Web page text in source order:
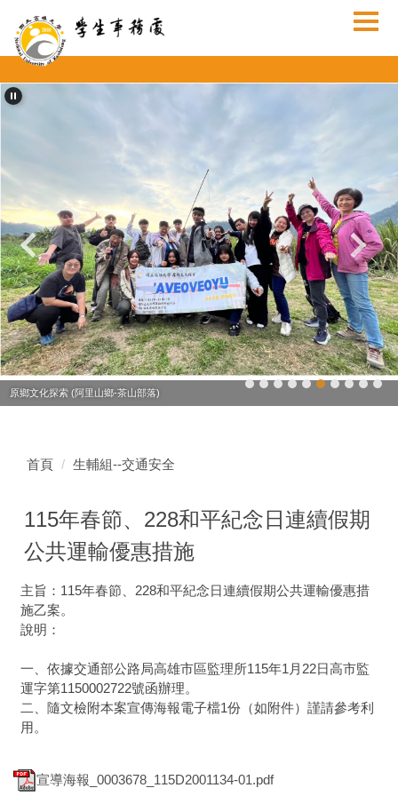
到
主
內
容
原鄉文化探索 (阿里山鄉-茶山部落)
首頁 生輔組--交通安全
115年春節、228和平紀念日連續假期
公共運輸優惠措施
主旨：115年春節、228和平紀念日連續假期公共運輸優惠措
施乙案。
說明：
一、依據交通部公路局高雄市區監理所115年1月22日高市監
運字第1150002722號函辦理。
二、隨文檢附本案宣傳海報電子檔1份（如附件）謹請參考利
用。
宣導海報_0003678_115D2001134-01.pdf